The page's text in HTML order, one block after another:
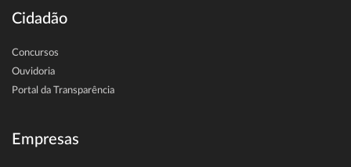
Cidadão
Concursos
Ouvidoria
Portal da Transparência
Empresas